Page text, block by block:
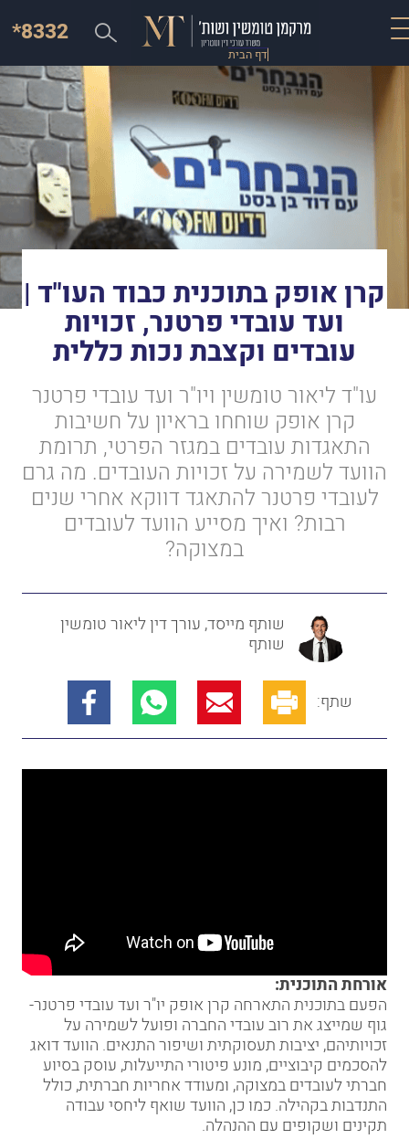
דף הבית
*8332
קרן אופק בתוכנית כבוד העו"ד |
ועד עובדי פרטנר, זכויות
עובדים וקצבת נכות כללית
עו"ד ליאור טומשין ויו"ר ועד עובדי פרטנר
קרן אופק שוחחו בראיון על חשיבות
התאגדות עובדים במגזר הפרטי, תרומת
הוועד לשמירה על זכויות העובדים. מה גרם
לעובדי פרטנר להתאגד דווקא אחרי שנים
רבות? ואיך מסייע הוועד לעובדים
במצוקה?
שותף מייסד, עורך דין ליאור טומשין
שותף
שתף:
אורחת התוכנית:
הפעם בתוכנית התארחה קרן אופק יו"ר ועד עובדי פרטנר-
גוף שמייצג את רוב עובדי החברה ופועל לשמירה על
זכויותיהם, יציבות תעסוקתית ושיפור התנאים. הוועד דואג
להסכמים קיבוציים, מונע פיטורי התייעלות, עוסק בסיוע
חברתי לעובדים במצוקה, ומעודד אחריות חברתית, כולל
התנדבות בקהילה. כמו כן, הוועד שואף ליחסי עבודה
תקינים ושקופים עם ההנהלה.